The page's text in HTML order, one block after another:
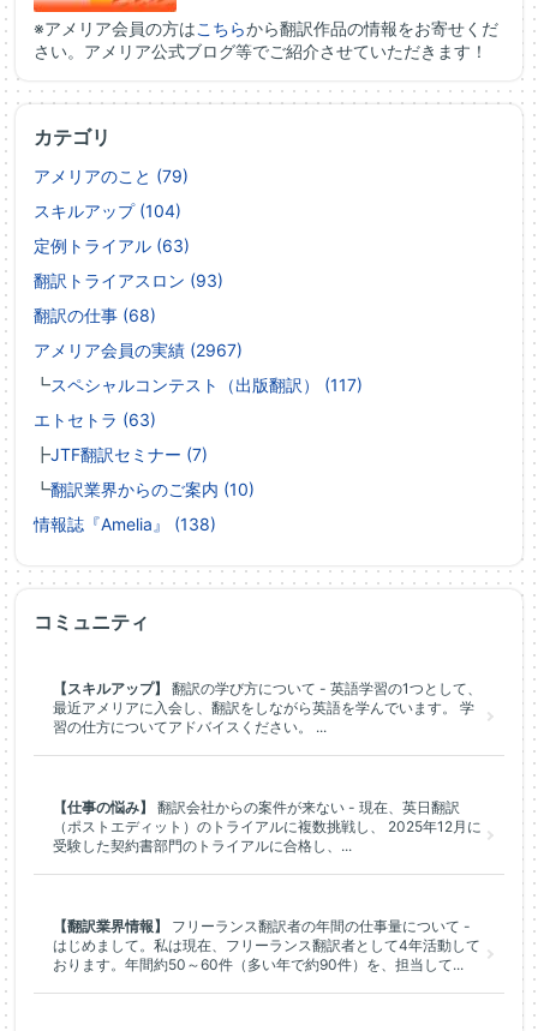
※アメリア会員の方はこちらから翻訳作品の情報をお寄せくだ
さい。アメリア公式ブログ等でご紹介させていただきます！
カテゴリ
アメリアのこと (79)
スキルアップ (104)
定例トライアル (63)
翻訳トライアスロン (93)
翻訳の仕事 (68)
アメリア会員の実績 (2967)
┗スペシャルコンテスト（出版翻訳） (117)
エトセトラ (63)
┣JTF翻訳セミナー (7)
┗翻訳業界からのご案内 (10)
情報誌『Amelia』 (138)
コミュニティ
【スキルアップ】
翻訳の学び方について - 英語学習の1つとして、
最近アメリアに入会し、翻訳をしながら英語を学んでいます。 学
習の仕方についてアドバイスください。 ...
【仕事の悩み】
翻訳会社からの案件が来ない - 現在、英日翻訳
（ポストエディット）のトライアルに複数挑戦し、 2025年12月に
受験した契約書部門のトライアルに合格し、...
【翻訳業界情報】
フリーランス翻訳者の年間の仕事量について -
はじめまして。私は現在、フリーランス翻訳者として4年活動して
おります。年間約50～60件（多い年で約90件）を、担当して...